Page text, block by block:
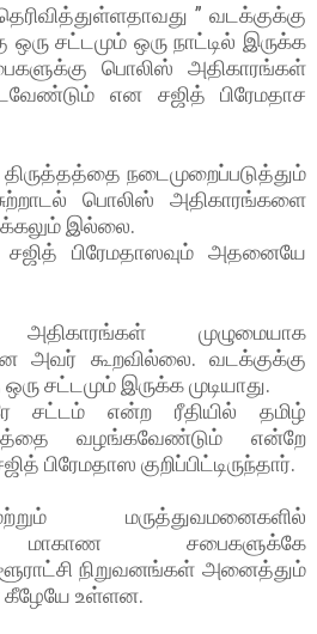
” வடக்குக்கு
ஒரு சட்டமும் ஒரு நாட்டில் இருக்க
பொலிஸ் அதிகாரங்கள்
என சஜித் பிரேமதாச
நடைமுறைப்படுத்தும்
பொலிஸ் அதிகாரங்களை
இல்லை.
பிரேமதாஸவும் அதனையே
முழுமையாக
அவர் கூறவில்லை. வடக்குக்கு
சட்டமும் இருக்க முடியாது.
சட்டம் என்ற ரீதியில் தமிழ்
வழங்கவேண்டும் என்றே
பிரேமதாஸ குறிப்பிட்டிருந்தார்.
மருத்துவமனைகளில்
மாகாண சபைகளுக்கே
நிறுவனங்கள் அனைத்தும்
கீழேயே உள்ளன.